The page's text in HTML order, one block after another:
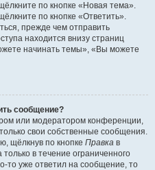
по кнопке «Новая тема».
по кнопке «Ответить».
прежде чем отправить
находится внизу страниц
начинать темы», «Вы можете
сообщение?
или модератором конференции,
свои собственные сообщения.
щёлкнув по кнопке Правка в
в течение ограниченного
то уже ответил на сообщение, то